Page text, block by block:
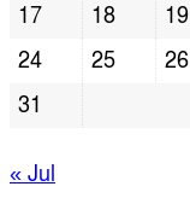
17
18 19
24
25 26
31
« Jul